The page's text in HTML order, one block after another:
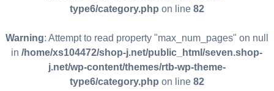
type6/category.php on line 82
Warning: Attempt to read property "max_num_pages" on null
in/home/xs104472/shop-j.net/public_html/seven.shop-
j.net/wp-content/themes/rtb-wp-theme-
type6/category.php on line 82